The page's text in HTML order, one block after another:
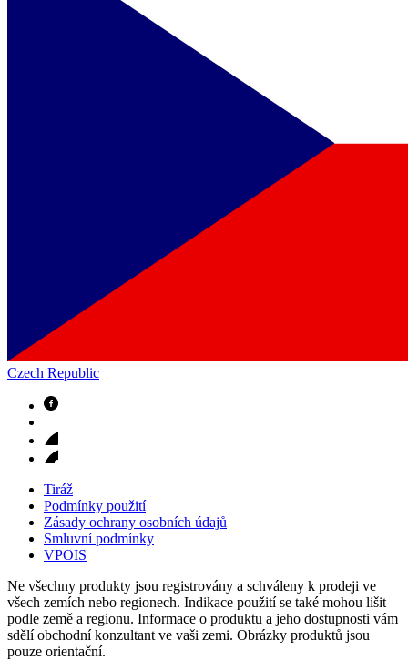
Czech Republic
Tiráž
Podmínky použití
Zásady ochrany osobních údajů
Smluvní podmínky
VPOIS
Ne všechny produkty jsou registrovány a schváleny k prodeji ve
všech zemích nebo regionech. Indikace použití se také mohou lišit
podle země a regionu. Informace o produktu a jeho dostupnosti vám
sdělí obchodní konzultant ve vaši zemi. Obrázky produktů jsou
pouze orientační.